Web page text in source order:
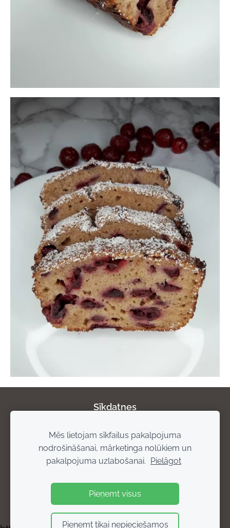
Sīkdatnes
Par mums Privātuma politika Atgriešanas
noteikumi
Piegādes noteikumi Rekvizīti
Mēs lietojam sīkfailus pakalpojuma
nodrošināšanai, mārketinga nolūkiem un
pakalpojuma uzlabošanai. Pielāgot
Pieņemt visus
Pieņemt tikai nepieciešamos